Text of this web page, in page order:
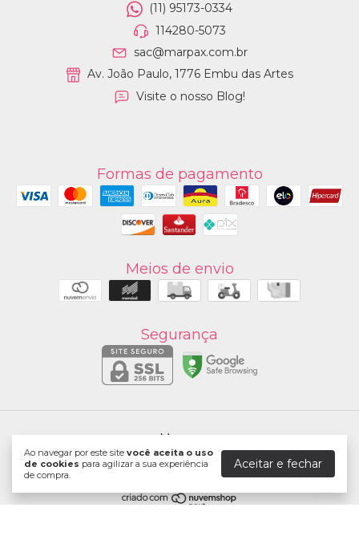
Ao navegar por este site você aceita o uso
de cookies para agilizar a sua experiência
de compra.
Aceitar e fechar
(11) 95173-0334
114280-5073
sac@marpax.com.br
Av. João Paulo, 1776 Embu das Artes
Visite o nosso Blog!
Formas de pagamento
Meios de envio
Segurança
Marpax
©2026. Marpax Comercio Digital - 07738481000186. Todos os direitos
reservados.